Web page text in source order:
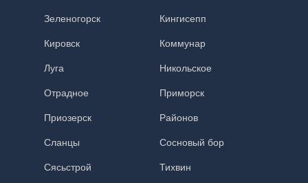
Зеленогорск Кингисепп
Кировск Коммунар
Луга Никольское
Отрадное Приморск
Приозерск Районов
Сланцы Сосновый бор
Сясьстрой Тихвин